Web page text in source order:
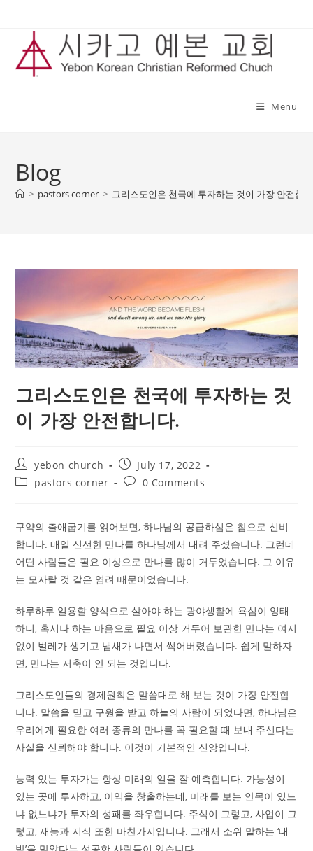
content
Menu
Blog
> pastors corner > 그리스도인은 천국에 투자하는 것이 가장 안전합
그리스도인은 천국에 투자하는 것
이 가장 안전합니다.
Post
author:
yebon church
Post
published:
July 17, 2022
Postpastors corner
Post0 Comments
구약의 출애굽기를 읽어보면, 하나님의 공급하심은 참으로 신비
합니다. 매일 신선한 만나를 하나님께서 내려 주셨습니다. 그런데
어떤 사람들은 필요 이상으로 만나를 많이 거두었습니다. 그 이유
는 모자랄 것 같은 염려 때문이었습니다.
하루하루 일용할 양식으로 살아야 하는 광야생활에 욕심이 잉태
하니, 혹시나 하는 마음으로 필요 이상 거두어 보관한 만나는 여지
없이 벌레가 생기고 냄새가 나면서 썩어버렸습니다. 쉽게 말하자
면, 만나는 저축이 안 되는 것입니다.
그리스도인들의 경제원칙은 말씀대로 해 보는 것이 가장 안전합
니다. 말씀을 믿고 구원을 받고 하늘의 사람이 되었다면, 하나님은
우리에게 필요한 여러 종류의 만나를 꼭 필요할 때 보내 주신다는
사실을 신뢰해야 합니다. 이것이 기본적인 신앙입니다.
능력 있는 투자가는 항상 미래의 일을 잘 예측합니다. 가능성이
있는 곳에 투자하고, 이익을 창출하는데, 미래를 보는 안목이 있느
냐 없느냐가 투자의 성패를 좌우합니다. 주식이 그렇고, 사업이 그
렇고, 재능과 지식 또한 마찬가지입니다. 그래서 소위 말하는 ‘대